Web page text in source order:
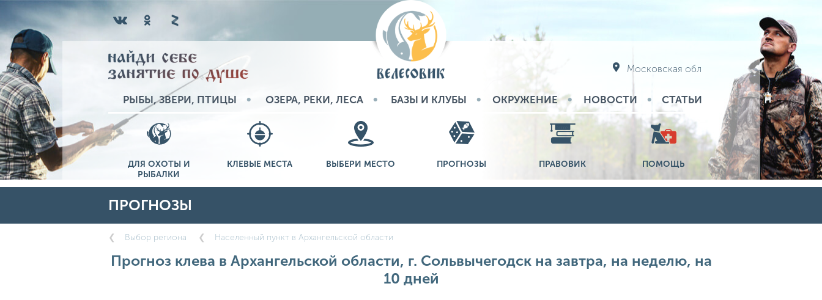
Московская обл
РЫБЫ, ЗВЕРИ, ПТИЦЫ ОЗЕРА, РЕКИ, ЛЕСА БАЗЫ И КЛУБЫ ОКРУЖЕНИЕ НОВОСТИ СТАТЬИ
ДЛЯ ОХОТЫ И
РЫБАЛКИ
КЛЕВЫЕ МЕСТА ВЫБЕРИ МЕСТО ПРОГНОЗЫ ПРАВОВИК ПОМОЩЬ
ПРОГНОЗЫ
Выбор региона Населенный пункт в Архангельской области
Прогноз клева в Архангельской области, г. Сольвычегодск на завтра, на неделю, на
10 дней